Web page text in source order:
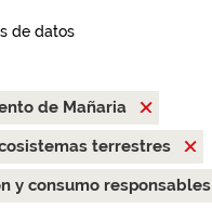
de datos
de Mañaria
terrestres
y consumo responsables